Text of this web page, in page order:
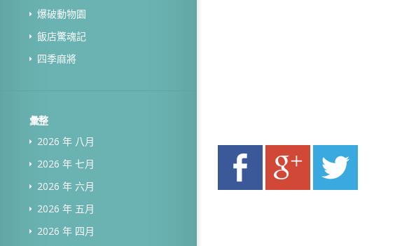
爆破動物園
飯店驚魂記
四季麻將
彙整
2026 年 八月
2026 年 七月
2026 年 六月
2026 年 五月
2026 年 四月